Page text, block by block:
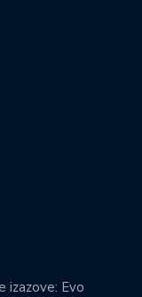
izazove: Evo